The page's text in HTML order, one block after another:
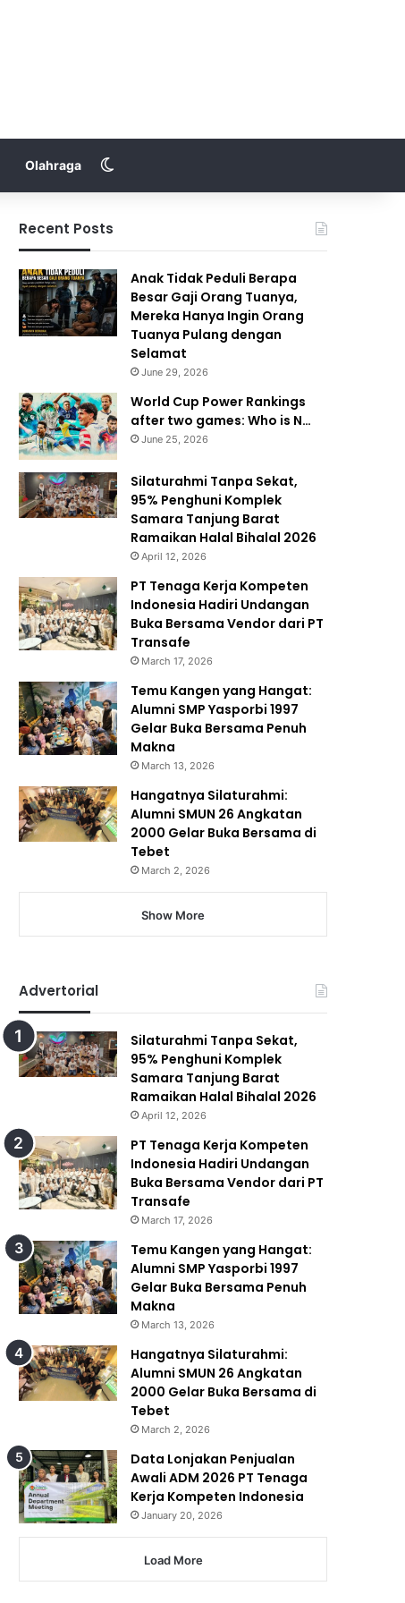
Olahraga Switch skin
Recent Posts
Anak Tidak Peduli Berapa
Besar Gaji Orang Tuanya,
Mereka Hanya Ingin Orang
Tuanya Pulang dengan
Selamat
June 29, 2026
World Cup Power Rankings
after two games: Who is N…
June 25, 2026
Silaturahmi Tanpa Sekat,
95% Penghuni Komplek
Samara Tanjung Barat
Ramaikan Halal Bihalal 2026
April 12, 2026
PT Tenaga Kerja Kompeten
Indonesia Hadiri Undangan
Buka Bersama Vendor dari PT
Transafe
March 17, 2026
Temu Kangen yang Hangat:
Alumni SMP Yasporbi 1997
Gelar Buka Bersama Penuh
Makna
March 13, 2026
Hangatnya Silaturahmi:
Alumni SMUN 26 Angkatan
2000 Gelar Buka Bersama di
Tebet
March 2, 2026
Show More
Advertorial
Silaturahmi Tanpa Sekat,
95% Penghuni Komplek
Samara Tanjung Barat
Ramaikan Halal Bihalal 2026
April 12, 2026
PT Tenaga Kerja Kompeten
Indonesia Hadiri Undangan
Buka Bersama Vendor dari PT
Transafe
March 17, 2026
Temu Kangen yang Hangat:
Alumni SMP Yasporbi 1997
Gelar Buka Bersama Penuh
Makna
March 13, 2026
Hangatnya Silaturahmi:
Alumni SMUN 26 Angkatan
2000 Gelar Buka Bersama di
Tebet
March 2, 2026
Data Lonjakan Penjualan
Awali ADM 2026 PT Tenaga
Kerja Kompeten Indonesia
January 20, 2026
Load More